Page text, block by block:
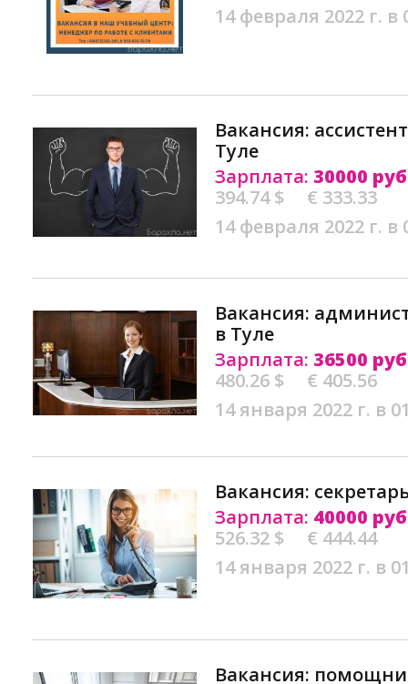
14 февраля 2022 г. в
Вакансия:
Туле
Зарплата: 30000
394.74 $
€ 333.33
14 февраля 2022 г. в
Вакансия:
в Туле
Зарплата: 36500
480.26 $
€ 405.56
14 января 2022 г. в
Вакансия:
Зарплата: 40000
526.32 $
€ 444.44
14 января 2022 г. в
Вакансия: